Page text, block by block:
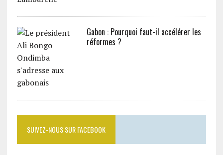
Gabon : Pourquoi faut-il accélérer les
réformes ?
SUIVEZ-NOUS SUR FACEBOOK